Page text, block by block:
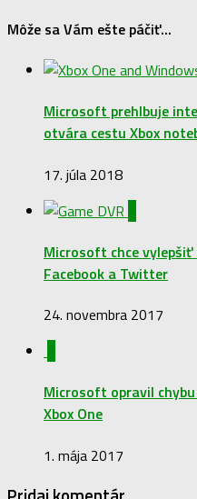
Môže sa Vám ešte páčiť...
Microsoft prehlbuje
otvára cestu Xbox
17. júla 2018
Microsoft chce
Facebook a Twitter
24. novembra 2017
Microsoft opravil
Xbox One
1. mája 2017